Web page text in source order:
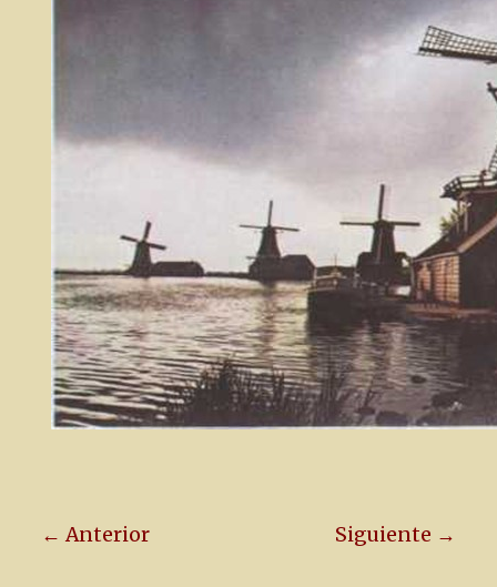
← Anterior Siguiente →